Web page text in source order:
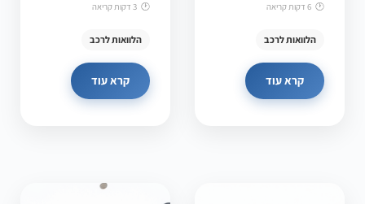
6 דקות קריאה
הלוואות לרכב
קרא עוד
3 דקות קריאה
הלוואות לרכב
קרא עוד